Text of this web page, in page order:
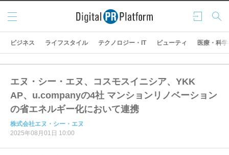
ログ
イン
検索
メニ
ュー
ビジネス ライフスタイル テクノロジー・IT ビューティ 医療・科学
エヌ・シー・エヌ、コスモスイニシア、YKK
AP、u.companyの4社 マンションリノベーション
の省エネルギー化において連携
株式会社エヌ・シー・エヌ
2025年08月01日 10:00